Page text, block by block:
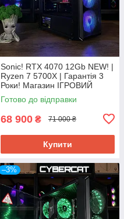
Sonic! RTX 4070 12Gb NEW! |
Ryzen 7 5700Х | Гарантія 3
Роки! Магазин ІГРОВИЙ
Компютер ПК від CyberCat
Готово до відправки
68 900 ₴ 71 000 ₴
Купити
–3%